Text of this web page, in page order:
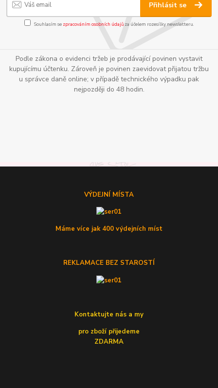
Přihlásit se
Souhlasím se zpracováním osobních údajůza účelem rozesílky newsletteru.
Podle zákona o evidenci tržeb je prodávající povinen vystavit
kupujícímu účtenku. Zároveň je povinen zaevidovat přijatou tržbu
u správce daně online; v případě technického výpadku pak
nejpozději do 48 hodin.
VÝDEJNÍ MÍSTA
Máme více jak 400 výdejních míst
REKLAMACE BEZ STAROSTÍ
Kontaktujte nás a my
pro zboží přijedeme
ZDARMA